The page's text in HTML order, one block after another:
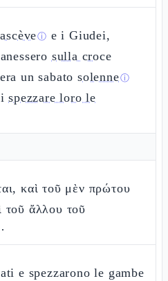
ⓘ e i Giudei,
sulla croce
un sabatosolenneⓘ
spezzare loro le
καὶ τοῦ μὲν πρώτου
τοῦ ἄλλου τοῦ
e spezzarono le gambe